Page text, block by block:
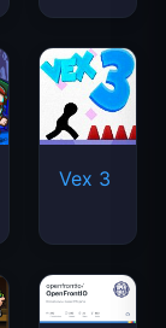
Vex 3